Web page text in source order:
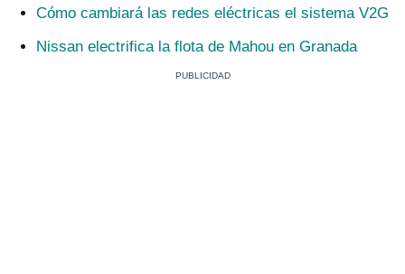
Cómo cambiará las redes eléctricas el sistema V2G
Nissan electrifica la flota de Mahou en Granada